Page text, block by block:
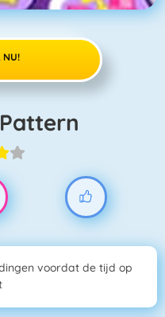
NU!
Pattern
voordat de tijd op